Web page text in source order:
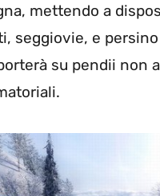
mettendo a
seggiovie, e
su pendii non